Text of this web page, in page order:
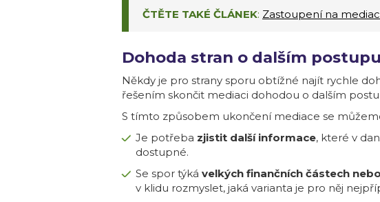
ČTĚTE TAKÉ ČLÁNEK: Zastoupení na
Dohoda stran o dalším postupu
Někdy je pro strany sporu obtížné najít rychle
řešením skončit mediaci dohodou o dalším
S tímto způsobem ukončení mediace se
Je potřeba zjistit další informace, které v
dostupné.
Se spor týká velkých finančních částech
v klidu rozmyslet, jaká varianta je pro něj